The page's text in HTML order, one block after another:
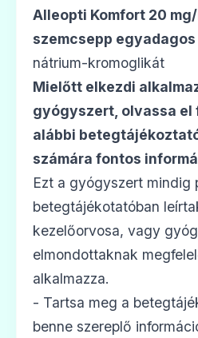
Alleopti Komfort 20
szemcsepp
nátrium-kromoglikát
Mielőtt elkezdi
gyógyszert, olvassa el
alábbi
számára fontos
Ezt a gyógyszert mindig
betegtájékotatóban
kezelőorvosa, vagy
elmondottaknak
alkalmazza.
- Tartsa meg a
benne szereplő